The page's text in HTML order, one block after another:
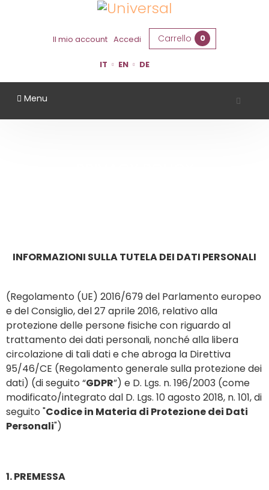
Il mio account Accedi Carrello 0
IT EN DE
Menu
INFORMAZIONI SULLA TUTELA DEI DATI PERSONALI
(Regolamento (UE) 2016/679 del Parlamento europeo
e del Consiglio, del 27 aprile 2016, relativo alla
protezione delle persone fisiche con riguardo al
trattamento dei dati personali, nonché alla libera
circolazione di tali dati e che abroga la Direttiva
95/46/CE (Regolamento generale sulla protezione dei
dati) (di seguito “GDPR”) e D. Lgs. n. 196/2003 (come
modificato/integrato dal D. Lgs. 10 agosto 2018, n. 101, di
seguito "Codice in Materia di Protezione dei Dati
Personali")
1. PREMESSA